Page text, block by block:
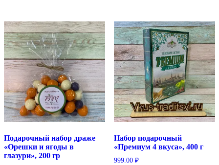
500
гр
Подарочный набор драже
«Орешки и ягоды в
глазури», 200 гр
Набор подарочный
«Премиум 4 вкуса», 400 г
999.00 ₽